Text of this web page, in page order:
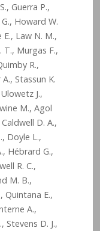
Guerra P.,
Howard W.
E., Law N. M.,
Murgas F.,
R.,
Stassun K.
J.,
M., Agol
D. A.,
Doyle L.,
Hébrard G.,
R. C.,
M. B.,
Quintana E.,
A.,
Stevens D. J.,